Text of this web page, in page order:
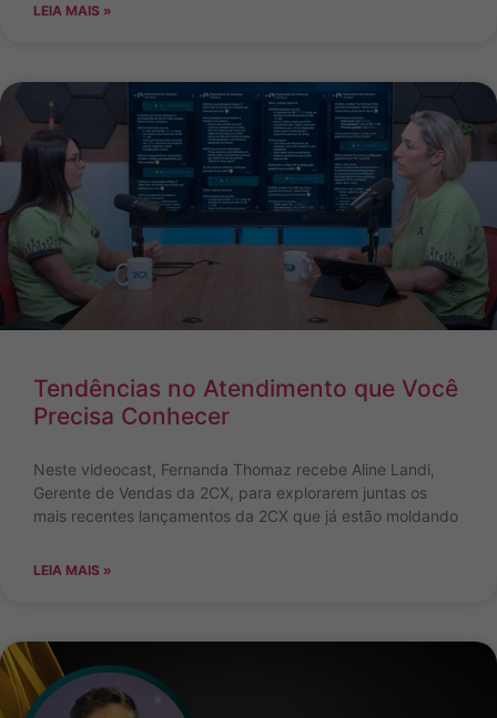
LEIA MAIS »
Tendências no Atendimento que Você
Precisa Conhecer
Neste videocast, Fernanda Thomaz recebe Aline Landi,
Gerente de Vendas da 2CX, para explorarem juntas os
mais recentes lançamentos da 2CX que já estão moldando
LEIA MAIS »